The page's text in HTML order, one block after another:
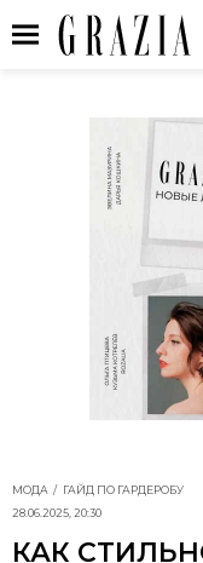
МОДА
ГАЙД ПО ГАРДЕРОБУ
28.06.2025, 20:30
КАК